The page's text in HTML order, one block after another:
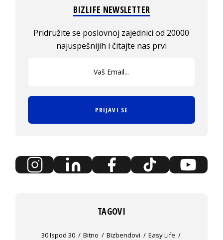
BIZLIFE NEWSLETTER
Pridružite se poslovnoj zajednici od 20000
najuspešnijih i čitajte nas prvi
PRIJAVI SE
TAGOVI
30 Ispod 30 Bitno Bizbendovi
Easy Life